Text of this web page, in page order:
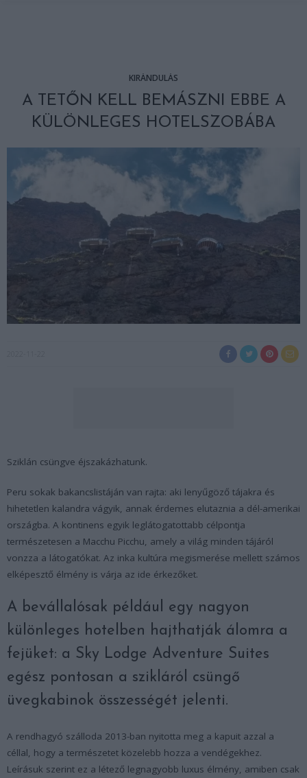
KIRÁNDULÁS
A TETŐN KELL BEMÁSZNI EBBE A
KÜLÖNLEGES HOTELSZOBÁBA
Sziklán csüngve éjszakázhatunk.
Peru sokak bakancslistáján van rajta: aki lenyűgöző tájakra és
hihetetlen kalandra vágyik, annak érdemes elutaznia a dél-amerikai
országba. A kontinens egyik leglátogatottabb célpontja
természetesen a Macchu Picchu, amely a világ minden tájáról
vonzza a látogatókat. Az inka kultúra megismerése mellett számos
elképesztő élmény is várja az ide érkezőket.
A bevállalósak például egy nagyon
különleges hotelben hajthatják álomra a
fejüket: a Sky Lodge Adventure Suites
egész pontosan a szikláról csüngő
üvegkabinok összességét jelenti.
A rendhagyó szálloda 2013-ban nyitotta meg a kapuit azzal a
céllal, hogy a természetet közelebb hozza a vendégekhez.
Leírásuk szerint ez a létező legnagyobb luxus élmény, amiben csak